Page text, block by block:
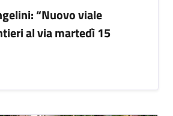
“Nuovo viale
al via martedì 15